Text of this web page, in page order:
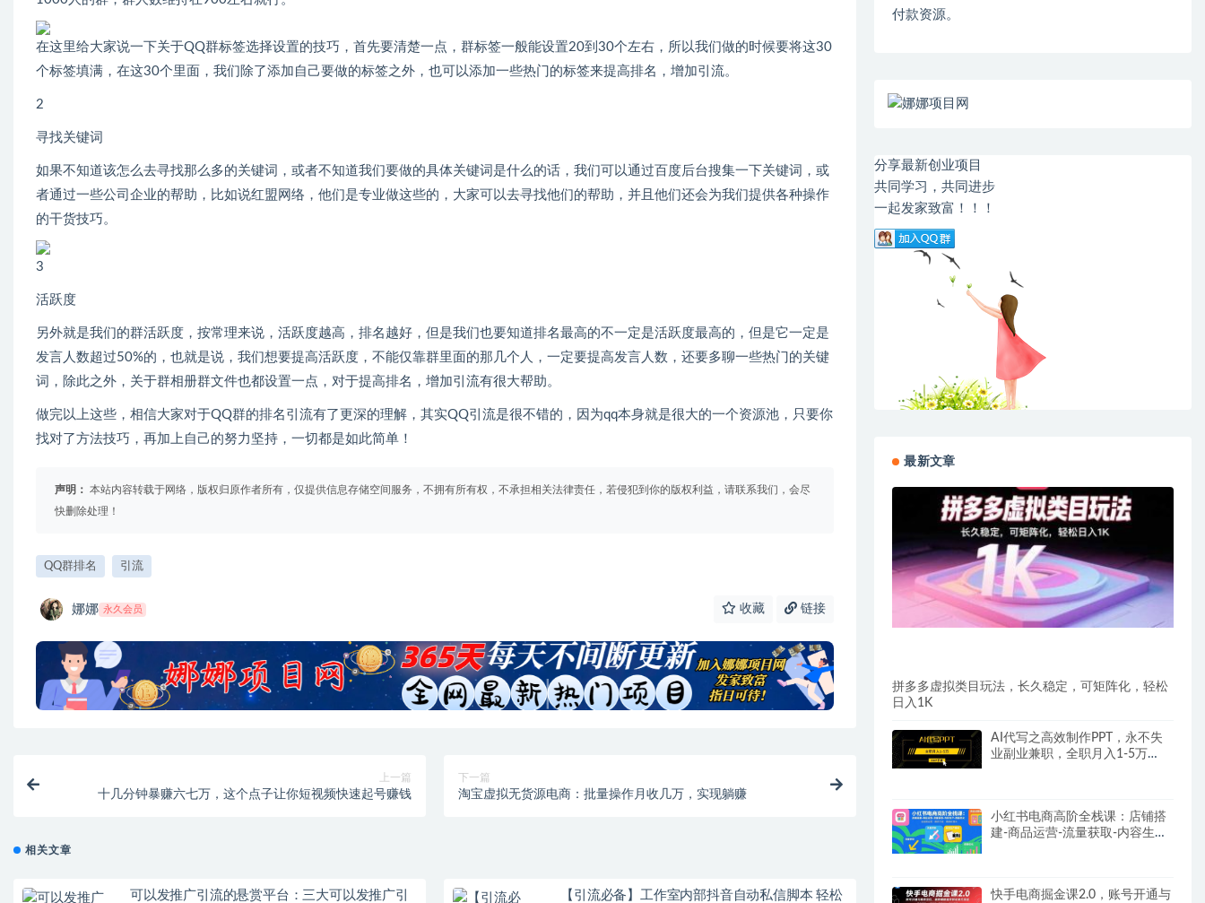
在这里给大家说一下关于QQ群标签选择设置的技巧，首先要清楚一点，群标签一般能设置20到30个左右，所以我们做的时候要将这30
个标签填满，在这30个里面，我们除了添加自己要做的标签之外，也可以添加一些热门的标签来提高排名，增加引流。
2
寻找关键词
如果不知道该怎么去寻找那么多的关键词，或者不知道我们要做的具体关键词是什么的话，我们可以通过百度后台搜集一下关键词，或
者通过一些公司企业的帮助，比如说红盟网络，他们是专业做这些的，大家可以去寻找他们的帮助，并且他们还会为我们提供各种操作
的干货技巧。
3
活跃度
另外就是我们的群活跃度，按常理来说，活跃度越高，排名越好，但是我们也要知道排名最高的不一定是活跃度最高的，但是它一定是
发言人数超过50%的，也就是说，我们想要提高活跃度，不能仅靠群里面的那几个人，一定要提高发言人数，还要多聊一些热门的关键
词，除此之外，关于群相册群文件也都设置一点，对于提高排名，增加引流有很大帮助。
做完以上这些，相信大家对于QQ群的排名引流有了更深的理解，其实QQ引流是很不错的，因为qq本身就是很大的一个资源池，只要你
找对了方法技巧，再加上自己的努力坚持，一切都是如此简单！
声明： 本站内容转载于网络，版权归原作者所有，仅提供信息存储空间服务，不拥有所有权，不承担相关法律责任，若侵犯到你的版权利益，请联系我们，会尽
快删除处理！
QQ群排名 引流
娜娜 永久会员 收藏 链接
上一篇
十几分钟暴赚六七万，这个点子让你短视频快速起号赚钱
下一篇
淘宝虚拟无货源电商：批量操作月收几万，实现躺赚
相关文章
可以发推广引流的悬赏平台：三大可以发推广引
【引流必备】工作室内部抖音自动私信脚本 轻松
付款资源。
分享最新创业项目
共同学习，共同进步
一起发家致富！！！
最新文章
拼多多虚拟类目玩法，长久稳定，可矩阵化，轻松
日入1K
AI代写之高效制作PPT，永不失
业副业兼职，全职月入1-5万
小红书电商高阶全栈课：店铺搭
建-商品运营-流量获取-内容生产-
快手电商掘金课2.0，账号开通与